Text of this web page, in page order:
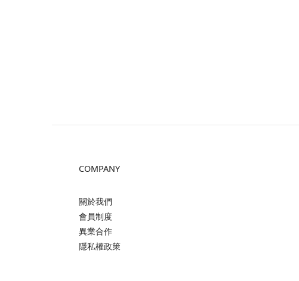
COMPANY
關於我們
會員制度
異業合作
隱私權政策